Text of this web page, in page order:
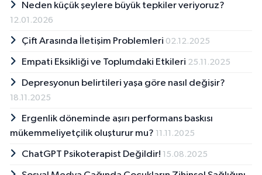
Neden küçük şeylere büyük tepkiler veriyoruz?
12.01.2026
Çift Arasında İletişim Problemleri 02.12.2025
Empati Eksikliği ve Toplumdaki Etkileri 25.11.2025
Depresyonun belirtileri yaşa göre nasıl değişir?
18.11.2025
Ergenlik döneminde aşırı performans baskısı
mükemmeliyetçilik oluşturur mu? 11.11.2025
ChatGPT Psikoterapist Değildir! 15.08.2025